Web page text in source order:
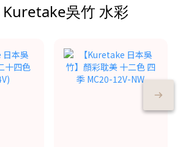
Kuretake吳竹 水彩